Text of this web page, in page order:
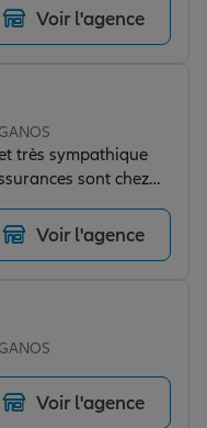
Voir l'agence
très sympathique
sont chez
à allianz.
Voir l'agence
Voir l'agence